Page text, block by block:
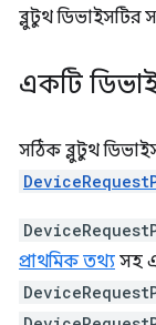
ব্লুটুথ ডিভাইসটির
একটি
সঠিক ব্লুটুথ
প্রাথমিক তথ্য সহ